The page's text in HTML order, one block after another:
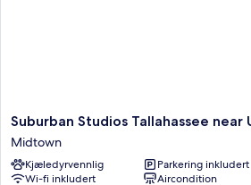
Suburban
Studios
Tallahassee
near
Suburban Studios Tallahassee near
Midtown
Kjæledyrvennlig
Parkering inkludert
Wi-fi inkludert
Aircondition